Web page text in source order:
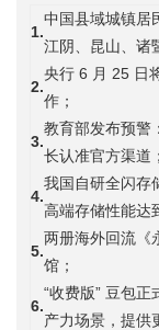
1.
中国县域城镇居
江阴、昆山、诸
2.
央行 6 月 25 日
作；
3.
教育部发布预警
长认准官方渠道；
4.
我国自研全闪存
高端存储性能达
5.
两册海外回流《
馆；
6.
“收费版” 豆包
产力场景，提供